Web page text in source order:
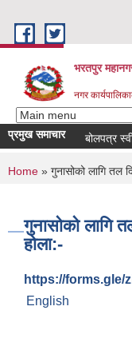
भरतपुर
नगर
प्रमुख समाचारबोलपत्र
You are
Home » गुनासोको लागि तल
गुनासोको लागि
होला:-
https://forms.gle/
English